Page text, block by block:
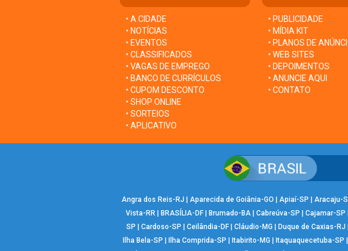
• A CIDADE
• NOTÍCIAS
• EVENTOS
• CLASSIFICADOS
• VAGAS DE EMPREGO
• BANCO DE CURRÍCULOS
• CUPOM DESCONTO
• SHOP ONLINE
• SORTEIOS
• APLICATIVO
• PUBLICIDADE
• MÍDIA KIT
• PLANOS DE
• WEB SITES
• DEPOIMENTOS
• ANUNCIE AQUI
• CONTATO
Angra dos Reis-RJ | Aparecida de Goiânia-GO | Apiaí-SP | Aracaju-
Vista-RR | BRASÍLIA-DF| Brumado-BA| Cabreúva-SP | Cajamar-SP |
SP | Cardoso-SP | Ceilândia-DF | Cláudio-MG | Duque de Caxias-RJ |
Ilha Bela-SP | Ilha Comprida-SP | Itabirito-MG | Itaquaquecetuba-SP |